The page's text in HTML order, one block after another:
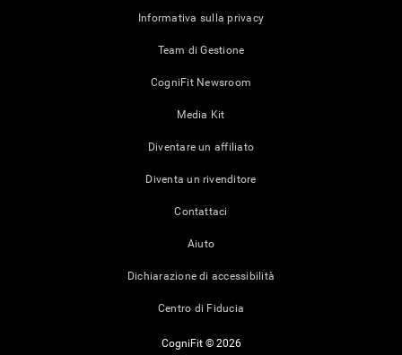
Informativa sulla privacy
Team di Gestione
CogniFit Newsroom
Media Kit
Diventare un affiliato
Diventa un rivenditore
Contattaci
Aiuto
Dichiarazione di accessibilità
Centro di Fiducia
CogniFit © 2026